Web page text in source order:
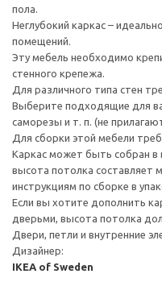
пола.
Неглубокий каркас –
помещений.
Эту мебель необходимо
стенного крепежа.
Для различного типа стен
Выберите подходящие для
саморезы и т. п. (не
Для сборки этой мебели
Каркас может быть собран в
высота потолка составляет
инструкциям по сборке в
Если вы хотите дополнить
дверьми, высота потолка
Двери, петли и внутренние
Дизайнер:
IKEA of Sweden